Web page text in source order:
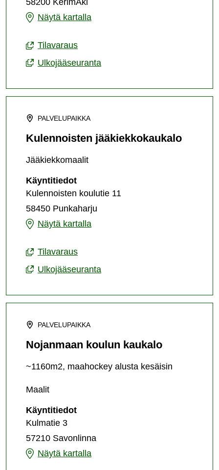
58200 KerimÄki
Näytä kartalla
Kerimäen
Tilavaraus
Ulkojääseuranta
PALVELUPAIKKA
Kulennoisten jääkiekkokaukalo
Jääkiekkomaalit
KäyntitiedotKulennoisten
jääkiekkokaukalo
Kulennoisten koulutie 11
58450 Punkaharju
Näytä kartalla
Kulennoisten
Tilavaraus
Ulkojääseuranta
PALVELUPAIKKA
Nojanmaan koulun kaukalo
~1160m2, maahockey alusta kesäisin
Maalit
KäyntitiedotNojanmaan
Kulmatie 3
57210 Savonlinna
Näytä kartalla
Nojanmaan